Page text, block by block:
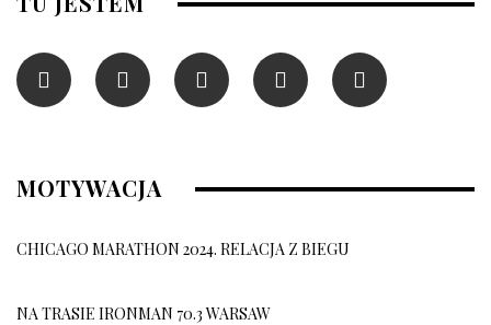
MOTYWACJA
CHICAGO MARATHON 2024. RELACJA Z BIEGU
NA TRASIE IRONMAN 70.3 WARSAW